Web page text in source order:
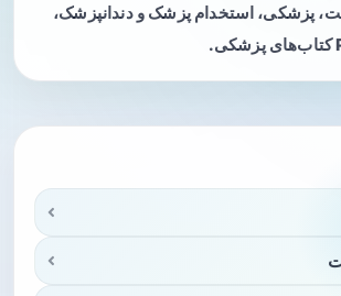
پزشکی، استخدام پزشک و دندانپزشک،